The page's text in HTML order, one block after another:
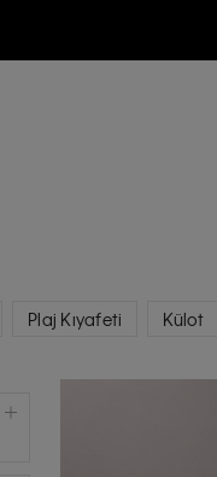
Plaj Kıyafeti Külot